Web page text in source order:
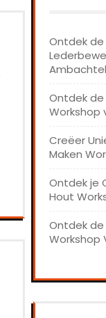
Ontdek
Ontdek
Workshop
Creëer
Maken
Ontdek je
Hout
Ontdek de
Workshop